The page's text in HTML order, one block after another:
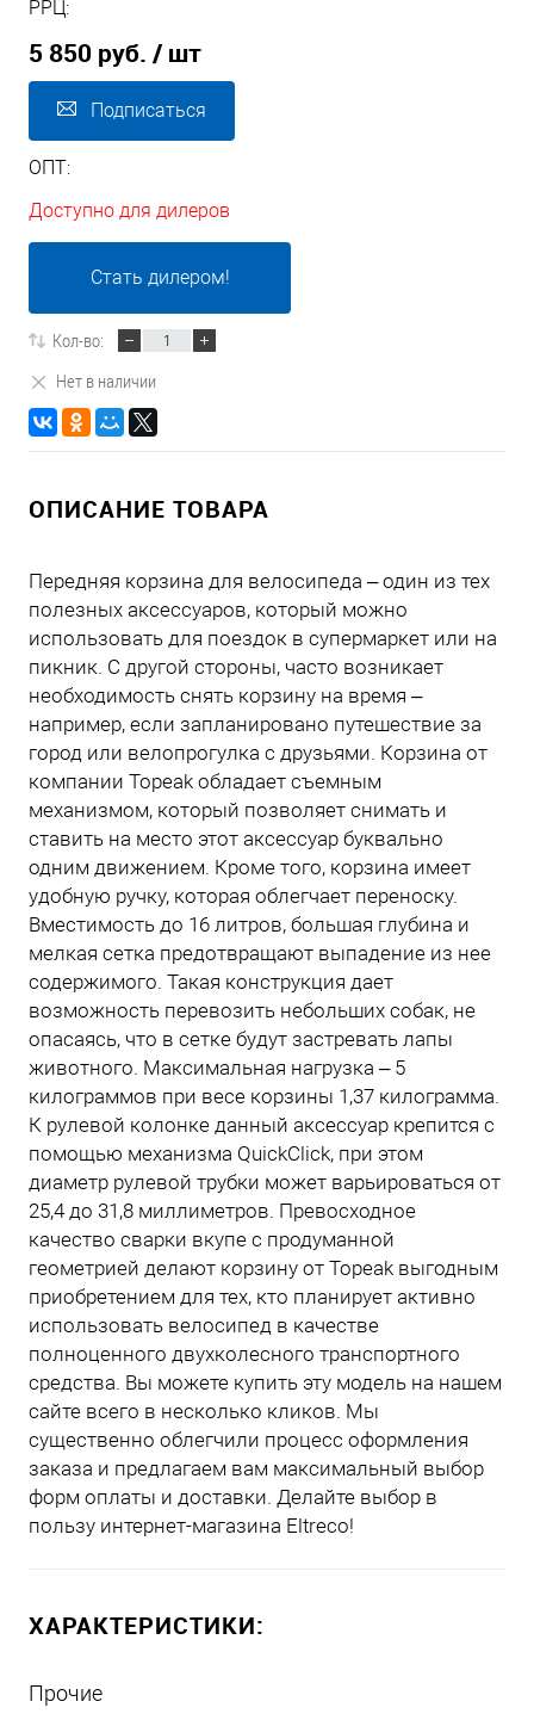
РРЦ:
5 850 руб. / шт
Подписаться
ОПТ:
Доступно для дилеров
Стать дилером!
Кол-во:
Нет в наличии
ОПИСАНИЕ ТОВАРА
Передняя корзина для велосипеда – один из тех
полезных аксессуаров, который можно
использовать для поездок в супермаркет или на
пикник. С другой стороны, часто возникает
необходимость снять корзину на время –
например, если запланировано путешествие за
город или велопрогулка с друзьями. Корзина от
компании Topeak обладает съемным
механизмом, который позволяет снимать и
ставить на место этот аксессуар буквально
одним движением. Кроме того, корзина имеет
удобную ручку, которая облегчает переноску.
Вместимость до 16 литров, большая глубина и
мелкая сетка предотвращают выпадение из нее
содержимого. Такая конструкция дает
возможность перевозить небольших собак, не
опасаясь, что в сетке будут застревать лапы
животного. Максимальная нагрузка – 5
килограммов при весе корзины 1,37 килограмма.
К рулевой колонке данный аксессуар крепится с
помощью механизма QuickClick, при этом
диаметр рулевой трубки может варьироваться от
25,4 до 31,8 миллиметров. Превосходное
качество сварки вкупе с продуманной
геометрией делают корзину от Topeak выгодным
приобретением для тех, кто планирует активно
использовать велосипед в качестве
полноценного двухколесного транспортного
средства. Вы можете купить эту модель на нашем
сайте всего в несколько кликов. Мы
существенно облегчили процесс оформления
заказа и предлагаем вам максимальный выбор
форм оплаты и доставки. Делайте выбор в
пользу интернет-магазина Eltreco!
ХАРАКТЕРИСТИКИ:
Прочие